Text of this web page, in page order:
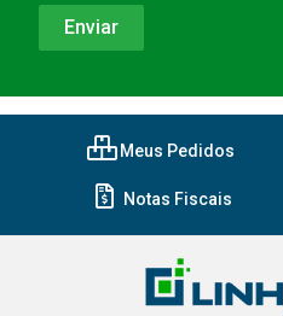
Meus Pedidos
Notas Fiscais